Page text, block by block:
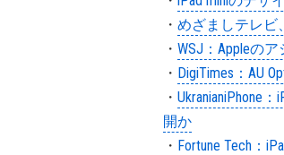
・ めざましテレビ
・ WSJ：Appleの
・ DigiTimes：AU
・ UkranianiPhone
開か
・ Fortune Tech：